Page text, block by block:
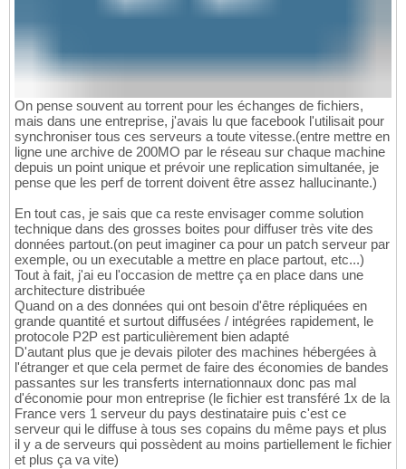
On pense souvent au torrent pour les échanges de fichiers,
mais dans une entreprise, j'avais lu que facebook l'utilisait pour
synchroniser tous ces serveurs a toute vitesse.(entre mettre en
ligne une archive de 200MO par le réseau sur chaque machine
depuis un point unique et prévoir une replication simultanée, je
pense que les perf de torrent doivent être assez hallucinante.)
En tout cas, je sais que ca reste envisager comme solution
technique dans des grosses boites pour diffuser très vite des
données partout.(on peut imaginer ca pour un patch serveur par
exemple, ou un executable a mettre en place partout, etc...)
Tout à fait, j'ai eu l'occasion de mettre ça en place dans une
architecture distribuée
Quand on a des données qui ont besoin d'être répliquées en
grande quantité et surtout diffusées / intégrées rapidement, le
protocole P2P est particulièrement bien adapté
D'autant plus que je devais piloter des machines hébergées à
l'étranger et que cela permet de faire des économies de bandes
passantes sur les transferts internationnaux donc pas mal
d'économie pour mon entreprise (le fichier est transféré 1x de la
France vers 1 serveur du pays destinataire puis c'est ce
serveur qui le diffuse à tous ses copains du même pays et plus
il y a de serveurs qui possèdent au moins partiellement le fichier
et plus ça va vite)